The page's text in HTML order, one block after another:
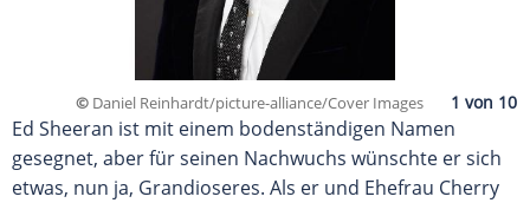
© Daniel Reinhardt/picture-alliance/Cover Images
Ed Sheeran ist mit einem bodenständigen Namen
gesegnet, aber für seinen Nachwuchs wünschte er sich
etwas, nun ja, Grandioseres. Als er und Ehefrau Cherry